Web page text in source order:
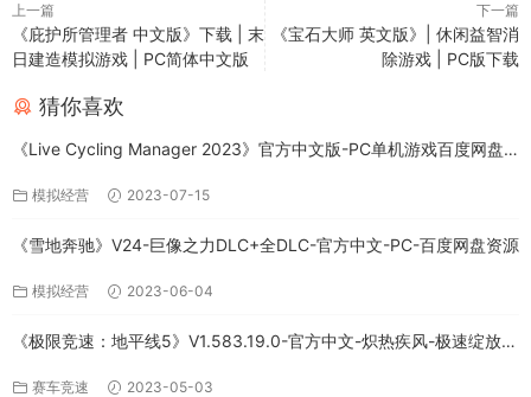
上一篇
《庇护所管理者 中文版》下载 | 末
日建造模拟游戏 | PC简体中文版
下一篇
《宝石大师 英文版》| 休闲益智消
除游戏 | PC版下载
猜你喜欢
《Live Cycling Manager 2023》官方中文版-PC单机游戏百度网盘
模拟经营 2023-07-15
《雪地奔驰》V24-巨像之力DLC+全DLC-官方中文-PC-百度网盘资源
模拟经营 2023-06-04
《极限竞速：地平线5》V1.583.19.0-官方中文-炽热疾风-极速绽放
赛车竞速 2023-05-03